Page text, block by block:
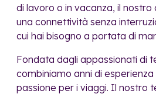
di lavoro o in vacanza, il
una connettività senza
cui hai bisogno a portata di
Fondata dagli appassionati di
combiniamo anni di
passione per i viaggi. Il nostro